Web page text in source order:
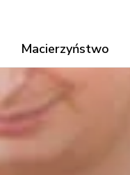
Macierzyństwo